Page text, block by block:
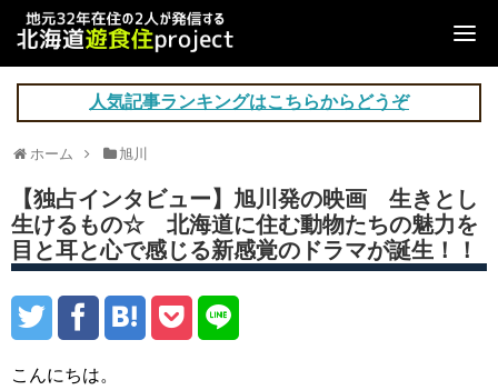
人気記事ランキングはこちらからどうぞ
ホーム 旭川
【独占インタビュー】旭川発の映画 生きとし
生けるもの☆ 北海道に住む動物たちの魅力を
目と耳と心で感じる新感覚のドラマが誕生！！
こんにちは。